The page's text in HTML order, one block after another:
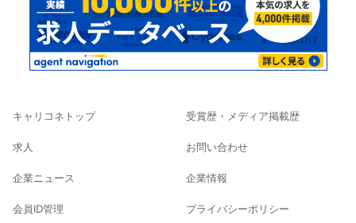
キャリコネトップ
求人
企業ニュース
会員ID管理
受賞歴・メディア掲載歴
お問い合わせ
企業情報
プライバシーポリシー